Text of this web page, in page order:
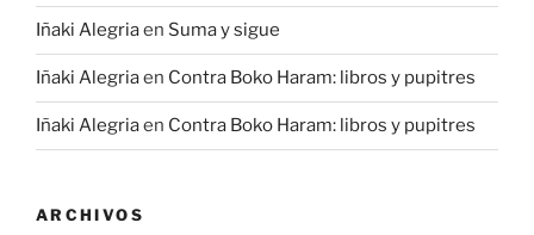
Iñaki Alegriaen Suma y sigue
Iñaki Alegriaen Contra Boko Haram: libros y pupitres
Iñaki Alegriaen Contra Boko Haram: libros y pupitres
ARCHIVOS